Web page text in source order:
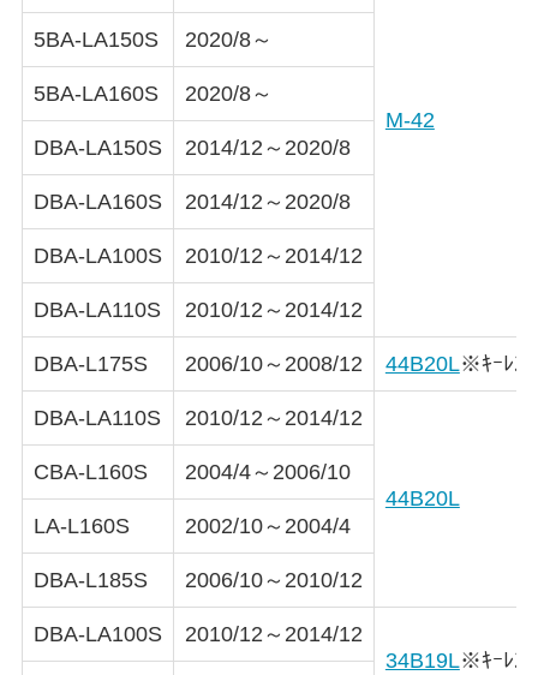
M-42
5BA-LA150S 2020/8～
5BA-LA160S 2020/8～
DBA-LA150S 2014/12～2020/8
DBA-LA160S 2014/12～2020/8
DBA-LA100S 2010/12～2014/12
DBA-LA110S 2010/12～2014/12
DBA-L175S 2006/10～2008/12 44B20L※ｷｰﾚｽ
DBA-LA110S 2010/12～2014/12
44B20L
CBA-L160S 2004/4～2006/10
LA-L160S 2002/10～2004/4
DBA-L185S 2006/10～2010/12
DBA-LA100S
2010/12～2014/12
34B19L※ｷｰﾚｽ